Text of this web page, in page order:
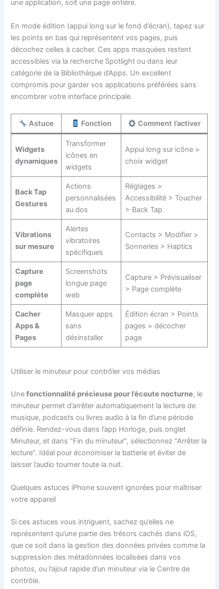
une application, soit une page entière.
En mode édition (appui long sur le fond d’écran), tapez sur
les points en bas qui représentent vos pages, puis
décochez celles à cacher. Ces apps masquées restent
accessibles via la recherche Spotlight ou dans leur
catégorie de la Bibliothèque d’Apps. Un excellent
compromis pour garder vos applications préférées sans
encombrer votre interface principale.
Astuce Fonction Comment l’activer
Widgets
dynamiques
Transformer
icônes en
widgets
Appui long sur icône >
choix widget
Back Tap
Gestures
Actions
personnalisées
au dos
Réglages >
Accessibilité > Toucher
> Back Tap
Vibrations
sur mesure
Alertes
vibratoires
spécifiques
Contacts > Modifier >
Sonneries > Haptics
Capture
page
complète
Screenshots
longue page
web
Capture > Prévisualiser
> Page complète
Cacher
Apps &
Pages
Masquer apps
sans
désinstaller
Édition écran > Points
pages > décocher
page
Utiliser le minuteur pour contrôler vos médias
Unefonctionnalité précieuse pour l’écoute nocturne, le
minuteur permet d’arrêter automatiquement la lecture de
musique, podcasts ou livres audio à la fin d’une période
définie. Rendez-vous dans l’app Horloge, puis onglet
Minuteur, et dans “Fin du minuteur”, sélectionnez “Arrêter la
lecture”. Idéal pour économiser la batterie et éviter de
laisser l’audio tourner toute la nuit.
Quelques astuces iPhone souvent ignorées pour maîtriser
votre appareil
Si ces astuces vous intriguent, sachez qu’elles ne
représentent qu’une partie des trésors cachés dans iOS,
que ce soit dans la gestion des données privées comme la
suppression des métadonnées localisées dans vos
photos, ou l’ajout rapide d’un minuteur via le Centre de
contrôle.